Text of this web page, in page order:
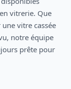
vitrerie. Que
vitre cassée
notre équipe
prête pour